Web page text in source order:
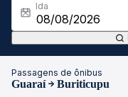
Ida
Passagens de ônibus
Guaraí Buriticupu